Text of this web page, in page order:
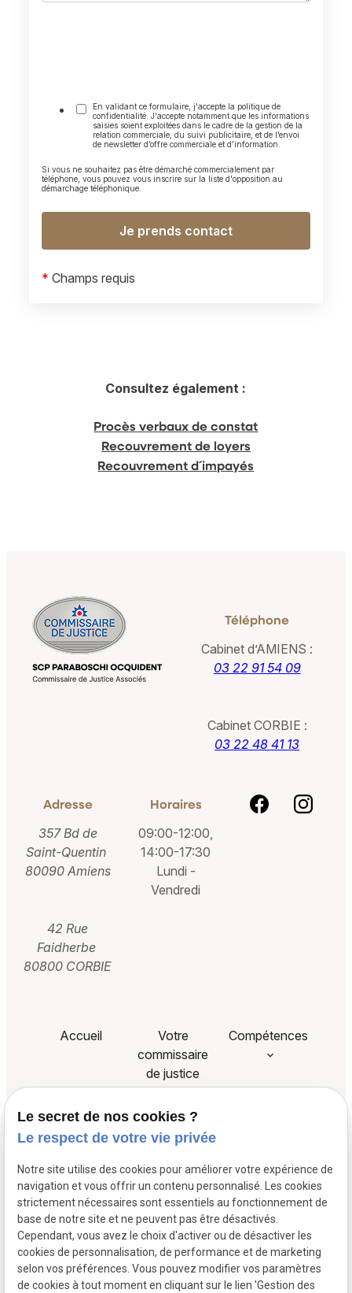
En validant ce formulaire, j'accepte la politique de
confidentialité. J'accepte notamment que les informations
saisies soient exploitées dans le cadre de la gestion de la
relation commerciale, du suivi publicitaire, et de l’envoi
de newsletter d’offre commerciale et d’information.
Si vous ne souhaitez pas être démarché commercialement par
téléphone, vous pouvez vous inscrire sur la liste d'opposition au
démarchage téléphonique.
* Champs requis
Consultez également :
Procès verbaux de constat
Recouvrement de loyers
Recouvrement d´impayés
Téléphone
Cabinet d’AMIENS :
03 22 91 54 09
Cabinet CORBIE :
03 22 48 41 13
Adresse
357 Bd de
Saint-Quentin
80090 Amiens
42 Rue
Faidherbe
80800 CORBIE
Horaires
09:00-12:00,
14:00-17:30
Lundi -
Vendredi
Accueil
Votre
commissaire
de justice
Compétences
Liens utiles
Paiement en
ligne
Mentions légales
Politique de
confidentialité
Siret :
52043238600016
Le secret de nos cookies ?
Le respect de votre vie privée
Notre site utilise des cookies pour améliorer votre expérience de
navigation et vous offrir un contenu personnalisé. Les cookies
strictement nécessaires sont essentiels au fonctionnement de
base de notre site et ne peuvent pas être désactivés.
Cependant, vous avez le choix d'activer ou de désactiver les
cookies de personnalisation, de performance et de marketing
selon vos préférences. Vous pouvez modifier vos paramètres
de cookies à tout moment en cliquant sur le lien 'Gestion des